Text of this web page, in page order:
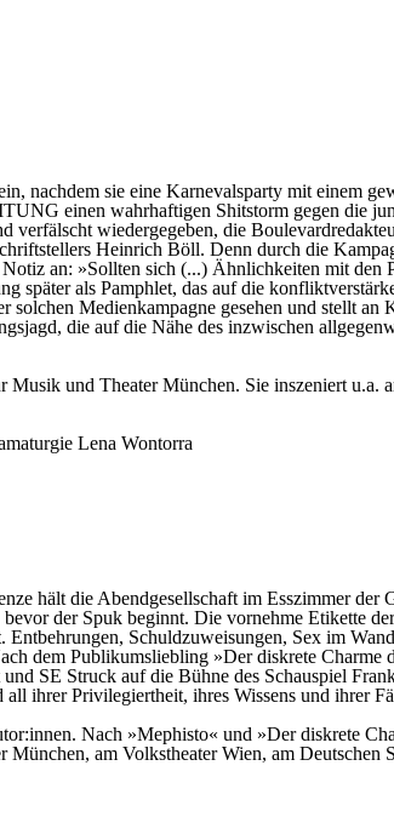
nachdem sie eine Karnevalsparty mit einem
einen wahrhaftigen Shitstorm gegen die
wiedergegeben, die
Heinrich Böll. Denn durch die
an: »Sollten sich (...) Ähnlichkeiten mit den
später als Pamphlet, das auf die
Medienkampagne gesehen und stellt an
die auf die Nähe des inzwischen
und Theater München. Sie inszeniert u.a.
Lena Wontorra
hält die Abendgesellschaft im Esszimmer der
der Spuk beginnt. Die vornehme Etikette
Schuldzuweisungen, Sex im
dem Publikumsliebling »Der diskrete Charme
SE Struck auf die Bühne des Schauspiel
ihrer Privilegiertheit, ihres Wissens und ihrer
Nach »Mephisto« und »Der diskrete
am Volkstheater Wien, am Deutschen